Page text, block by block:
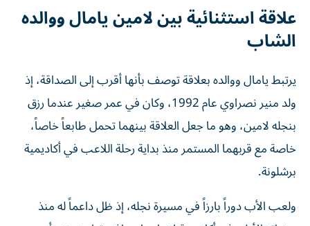
علاقة استثنائية بين لامين يامال ووالده
الشاب
يرتبط يامال ووالده بعلاقة توصف بأنها أقرب إلى الصداقة، إذ
ولد منير نصراوي عام 1992، وكان في عمر صغير عندما رزق
بنجله لامين، وهو ما جعل العلاقة بينهما تحمل طابعاً خاصاً،
خاصة مع قربهما المستمر منذ بداية رحلة اللاعب في أكاديمية
برشلونة.
ولعب الأب دوراً بارزاً في مسيرة نجله، إذ ظل داعماً له منذ